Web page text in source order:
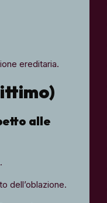
ereditaria.
alle
dell’oblazione.